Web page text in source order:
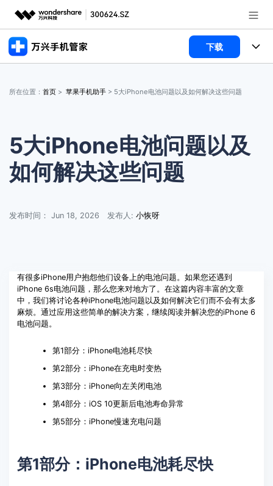
推荐产品
实用工具
关于万兴
客服热线：4000-300624
下载
数据擦除
手机助手
系统修复
手机解锁
数据擦除
手机备份
文章资讯
手机解锁
手机助手
系统修复
服务与支持
联系我们
登录
所在位置： 首页 > 苹果手机助手 > 5大iPhone电池问题以及如何解决这些问题
5大iPhone电池问题以及
如何解决这些问题
发布时间： Jun 18, 2026 发布人: 小恢呀
有很多iPhone用户抱怨他们设备上的电池问题。如果您还遇到
iPhone 6s电池问题，那么您来对地方了。在这篇内容丰富的文章
中，我们将讨论各种iPhone电池问题以及如何解决它们而不会有太多
麻烦。通过应用这些简单的解决方案，继续阅读并解决您的iPhone 6
电池问题。
第1部分：iPhone电池耗尽快
第2部分：iPhone在充电时变热
第3部分：iPhone向左关闭电池
第4部分：iOS 10更新后电池寿命异常
第5部分：iPhone慢速充电问题
第1部分：iPhone电池耗尽快